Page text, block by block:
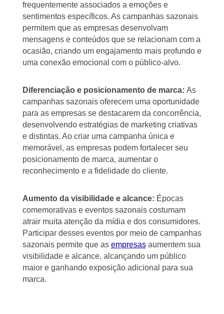
frequentemente associados a emoções e
sentimentos específicos. As campanhas sazonais
permitem que as empresas desenvolvam
mensagens e conteúdos que se relacionam com a
ocasião, criando um engajamento mais profundo e
uma conexão emocional com o público-alvo.
Diferenciação e posicionamento de marca: As
campanhas sazonais oferecem uma oportunidade
para as empresas se destacarem da concorrência,
desenvolvendo estratégias de marketing criativas
e distintas. Ao criar uma campanha única e
memorável, as empresas podem fortalecer seu
posicionamento de marca, aumentar o
reconhecimento e a fidelidade do cliente.
Aumento da visibilidade e alcance: Épocas
comemorativas e eventos sazonais costumam
atrair muita atenção da mídia e dos consumidores.
Participar desses eventos por meio de campanhas
sazonais permite que as empresasaumentem sua
visibilidade e alcance, alcançando um público
maior e ganhando exposição adicional para sua
marca.